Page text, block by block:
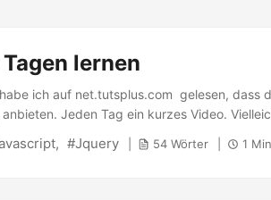
lernen
ich auf net.tutsplus.com gelesen, dass
Jeden Tag ein kurzes Video.
Jquery 54 Wörter 1